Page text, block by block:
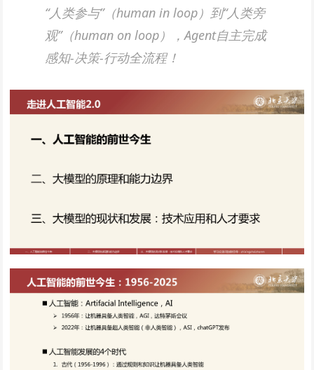
“人类参与”（human in loop）到“人类旁
观”（human on loop），Agent自主完成
感知-决策-行动全流程！